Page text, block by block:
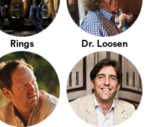
Rings Dr. Loosen